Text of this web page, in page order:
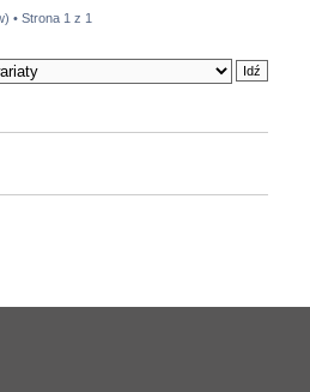
• Strona 1 z 1